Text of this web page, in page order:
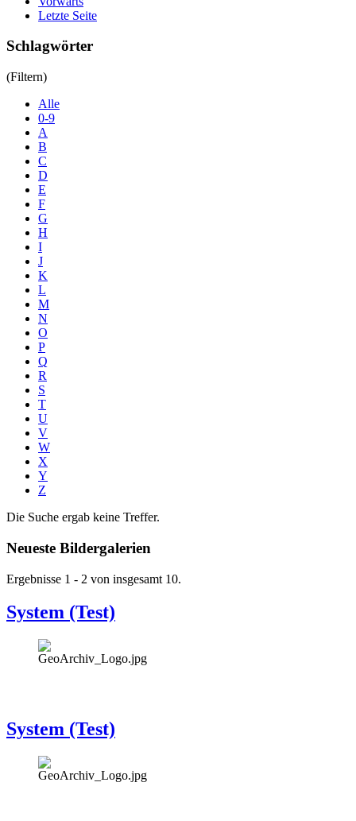
Letzte Seite
Schlagwörter
(Filtern)
Alle
0-9
A
B
C
D
E
F
G
H
I
J
K
L
M
N
O
P
Q
R
S
T
U
V
W
X
Y
Z
Die Suche ergab keine Treffer.
Neueste Bildergalerien
Ergebnisse 1 - 2 von insgesamt 10.
System (Test)
System (Test)